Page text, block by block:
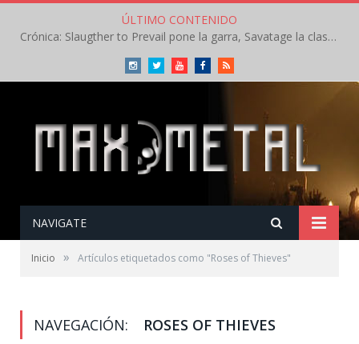
ÚLTIMO CONTENIDO
Crónica: Slaugther to Prevail pone la garra, Savatage la clase en la apertura del Leyendas del Rock – Miércoles – Agosto 2026
InstagramTwitterYoutubeFacebookRSS
NAVIGATE
Inicio » Artículos etiquetados como "Roses of Thieves"
NAVEGACIÓN: ROSES OF THIEVES